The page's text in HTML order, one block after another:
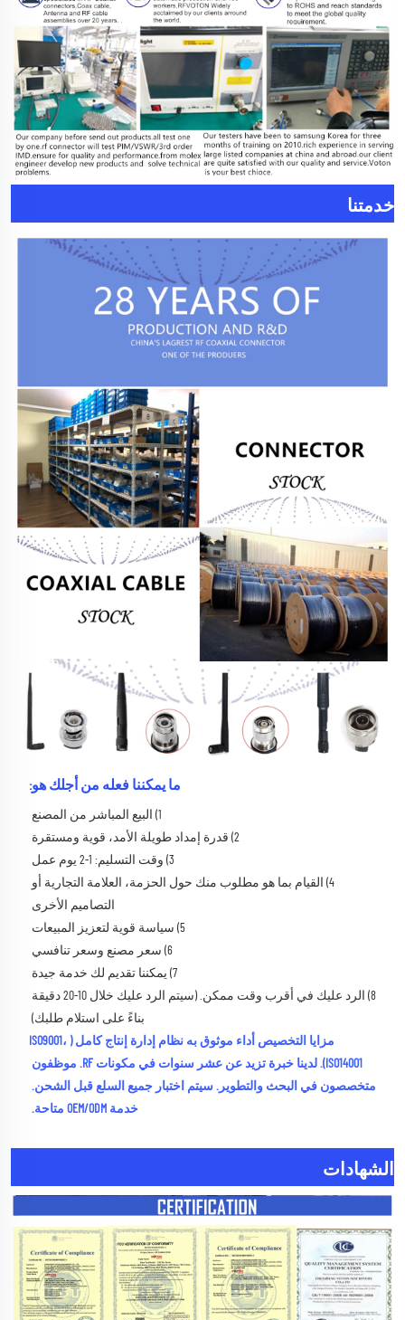
خدمتنا
ما يمكننا فعله من أجلك هو:
1) البيع المباشر من المصنع
2) قدرة إمداد طويلة الأمد، قوية ومستقرة
3) وقت التسليم: 1-2 يوم عمل
التصاميم الأخرى
5) سياسة قوية لتعزيز المبيعات
6) سعر مصنع وسعر تنافسي
7) يمكننا تقديم لك خدمة جيدة
بناءً على استلام طلبك)
مزايا التخصيص أداء موثوق به نظام إدارة إنتاج كامل (ISO9001،
خدمة OEM/ODM متاحة.
الشهادات